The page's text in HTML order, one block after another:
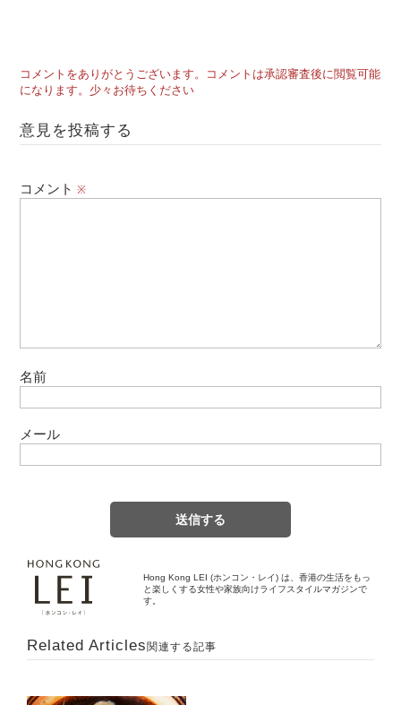
コメントをありがとうございます。コメントは承認審査後に閲覧可能
になります。少々お待ちください
意見を投稿する
コメント※
名前
メール
Hong Kong LEI (ホンコン・レイ) は、香港の生活をもっ
と楽しくする女性や家族向けライフスタイルマガジンで
す。
Related Articles 関連する記事